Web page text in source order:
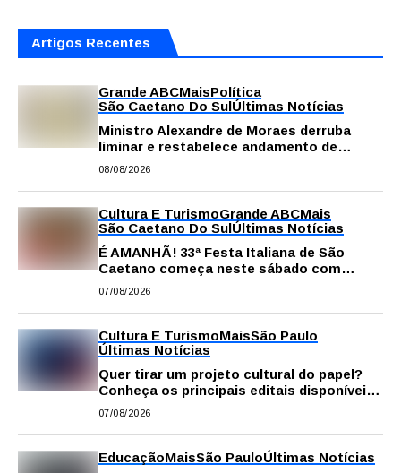
Artigos Recentes
Grande ABCMaisPolítica
São Caetano Do SulÚltimas Notícias
Ministro Alexandre de Moraes derruba
liminar e restabelece andamento de
comissão processante contra vereador
08/08/2026
Cultura E TurismoGrande ABCMais
São Caetano Do SulÚltimas Notícias
É AMANHÃ! 33ª Festa Italiana de São
Caetano começa neste sábado com
gastronomia, música e solidariedade
07/08/2026
Cultura E TurismoMaisSão Paulo
Últimas Notícias
Quer tirar um projeto cultural do papel?
Conheça os principais editais disponíveis
em São Paulo
07/08/2026
EducaçãoMaisSão PauloÚltimas Notícias